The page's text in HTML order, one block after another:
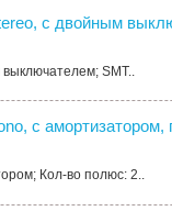
с двойным
SMT..
с амортизатором,
Кол-во полюс: 2..